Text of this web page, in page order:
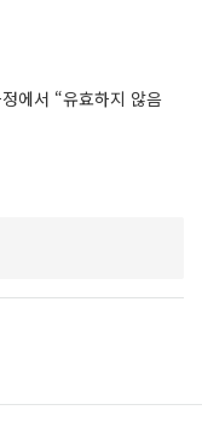
에서 “유효하지 않음